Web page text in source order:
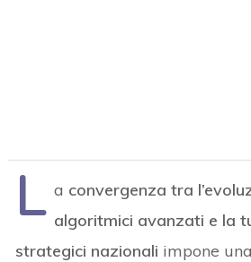
L a convergenza tra
algoritmici avanzati e la
strategici nazionali impone